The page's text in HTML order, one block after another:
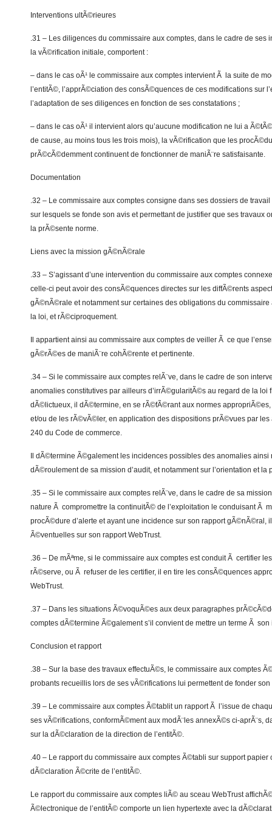
Interventions ultÃ©rieures
.31 – Les diligences du commissaire aux comptes, dans le cadre de
la vÃ©rification initiale, comportent :
– dans le cas oÃ¹ le commissaire aux comptes intervient Ã la suite de
l’entitÃ©, l’apprÃ©ciation des consÃ©quences de ces modifications sur
l’adaptation de ses diligences en fonction de ses constatations ;
– dans le cas oÃ¹ il intervient alors qu’aucune modification ne lui a
de cause, au moins tous les trois mois), la vÃ©rification que les
prÃ©cÃ©demment continuent de fonctionner de maniÃ¨re satisfaisante.
Documentation
.32 – Le commissaire aux comptes consigne dans ses dossiers de
sur lesquels se fonde son avis et permettant de justifier que ses travaux
la prÃ©sente norme.
Liens avec la mission gÃ©nÃ©rale
.33 – S’agissant d’une intervention du commissaire aux comptes
celle-ci peut avoir des consÃ©quences directes sur les diffÃ©rents
gÃ©nÃ©rale et notamment sur certaines des obligations du
la loi, et rÃ©ciproquement.
Il appartient ainsi au commissaire aux comptes de veiller Ã ce que
gÃ©rÃ©es de maniÃ¨re cohÃ©rente et pertinente.
.34 – Si le commissaire aux comptes relÃ¨ve, dans le cadre de son
anomalies constitutives par ailleurs d’irrÃ©gularitÃ©s au regard de la loi
dÃ©lictueux, il dÃ©termine, en se rÃ©fÃ©rant aux normes appropriÃ©es,
et/ou de les rÃ©vÃ©ler, en application des dispositions prÃ©vues par les
240 du Code de commerce.
Il dÃ©termine Ã©galement les incidences possibles des anomalies
dÃ©roulement de sa mission d’audit, et notamment sur l’orientation et la
.35 – Si le commissaire aux comptes relÃ¨ve, dans le cadre de sa
nature Ã compromettre la continuitÃ© de l’exploitation le conduisant Ã
procÃ©dure d’alerte et ayant une incidence sur son rapport gÃ©nÃ©ral,
Ã©ventuelles sur son rapport WebTrust.
.36 – De mÃªme, si le commissaire aux comptes est conduit Ã certifier
rÃ©serve, ou Ã refuser de les certifier, il en tire les consÃ©quences
WebTrust.
.37 – Dans les situations Ã©voquÃ©es aux deux paragraphes
comptes dÃ©termine Ã©galement s’il convient de mettre un terme Ã son
Conclusion et rapport
.38 – Sur la base des travaux effectuÃ©s, le commissaire aux comptes
probants recueillis lors de ses vÃ©rifications lui permettent de fonder son
.39 – Le commissaire aux comptes Ã©tablit un rapport Ã l’issue de
ses vÃ©rifications, conformÃ©ment aux modÃ¨les annexÃ©s ci-aprÃ¨s,
sur la dÃ©claration de la direction de l’entitÃ©.
.40 – Le rapport du commissaire aux comptes Ã©tabli sur support papier
dÃ©claration Ã©crite de l’entitÃ©.
Le rapport du commissaire aux comptes liÃ© au sceau WebTrust
Ã©lectronique de l’entitÃ© comporte un lien hypertexte avec la